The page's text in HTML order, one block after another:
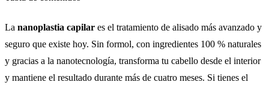
La nanoplastia capilar es el tratamiento de alisado más avanzado y
seguro que existe hoy. Sin formol, con ingredientes 100 % naturales
y gracias a la nanotecnología, transforma tu cabello desde el interior
y mantiene el resultado durante más de cuatro meses. Si tienes el